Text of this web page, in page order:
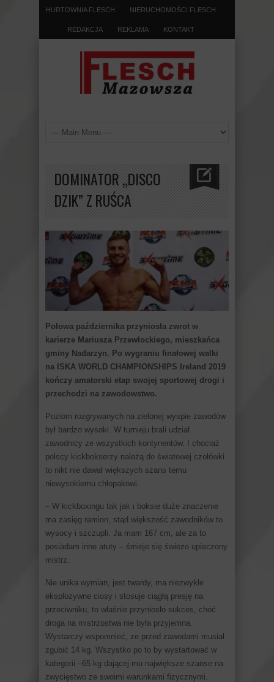
HURTOWNIA FLESCH NIERUCHOMOŚCI FLESCH
REDAKCJA REKLAMA KONTAKT
DOMINATOR „DISCO
DZIK” Z RUŚCA
Połowa października przyniosła zwrot w
karierze Mariusza Przewłockiego, mieszkańca
gminy Nadarzyn. Po wygraniu finałowej walki
na ISKA WORLD CHAMPIONSHIPS Ireland 2019
kończy amatorski etap swojej sportowej drogi i
przechodzi na zawodowstwo.
Poziom rozgrywanych na zielonej wyspie zawodów
był bardzo wysoki. W turnieju brali udział
zawodnicy ze wszystkich kontynentów. I chociaż
polscy kickbokserzy należą do światowej czołówki
to nikt nie dawał większych szans temu
niewysokiemu chłopakowi.
– W kickboxingu tak jak i boksie duże znaczenie
ma zasięg ramion, stąd większość zawodników to
wysocy i szczupli. Ja mam 167 cm, ale za to
posiadam inne atuty – śmieje się świeżo upieczony
mistrz.
Nie unika wymian, jest twardy, ma niezwykle
eksplozywne ciosy i stosuje ciągłą presję na
przeciwniku, to właśnie przyniosło sukces, choć
droga na mistrzostwa nie była przyjemna.
Wystarczy wspomnieć, ze przed zawodami musiał
zgubić 14 kg. Wszystko po to by wystartować w
kategorii –65 kg dającej mu największe szanse na
zwycięstwo ze swoimi warunkami fizycznymi.